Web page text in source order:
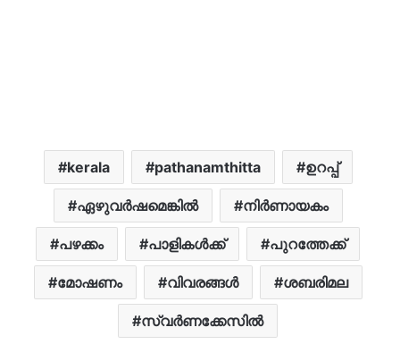
kerala pathanamthitta ഉറപ്പ്
ഏഴുവർഷമെങ്കിൽ നിർണായകം
പഴക്കം പാളികൾക്ക് പുറത്തേക്ക്
മോഷണം വിവരങ്ങൾ ശബരിമല
സ്വർണക്കേസിൽ